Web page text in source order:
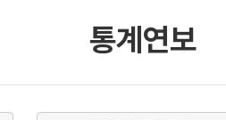
통계연보